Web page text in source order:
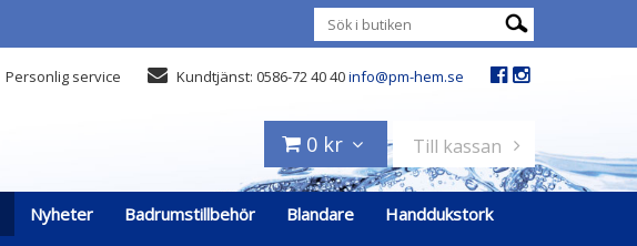
Personlig service Kundtjänst: 0586-72 40 40info@pm-hem.se
0 kr Till kassan
Nyheter Badrumstillbehör Blandare
Handdukstork